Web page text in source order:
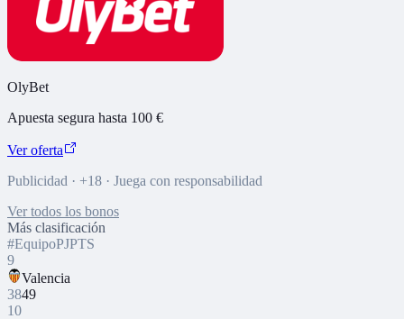
OlyBet
Apuesta segura hasta 100 €
Ver oferta
Publicidad · +18 · Juega con responsabilidad
Ver todos los bonos
Más clasificación
#EquipoPJPTS
9
Valencia
3849
10